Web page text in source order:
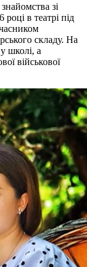
зі
в театрі під
складу. На
школі, а
військової